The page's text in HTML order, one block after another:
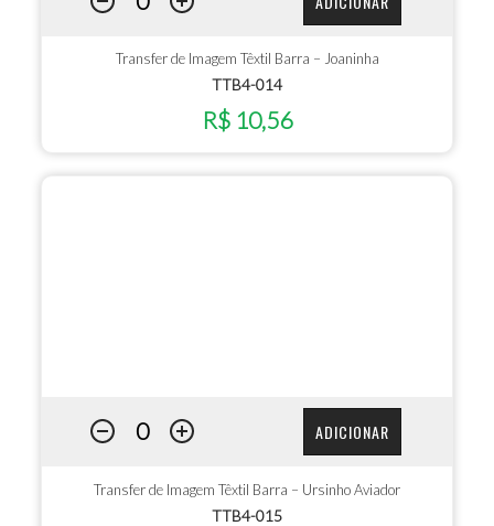
Transfer de Imagem Têxtil Barra – Joaninha
TTB4-014
R$ 10,56
ADICIONAR
Transfer de Imagem Têxtil Barra – Ursinho Aviador
TTB4-015